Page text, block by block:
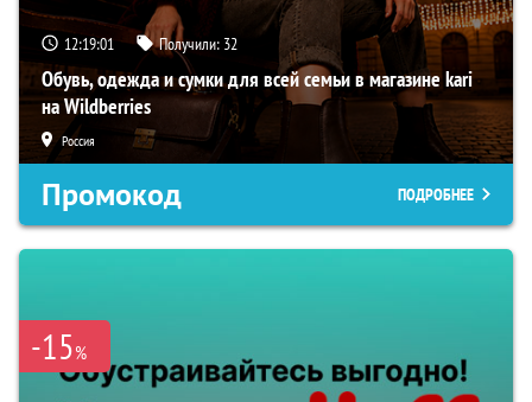
12:19:01 Получили: 32
Обувь, одежда и сумки для всей семьи в магазине kari
на Wildberries
Россия
Промокод ПОДРОБНЕЕ
-15%